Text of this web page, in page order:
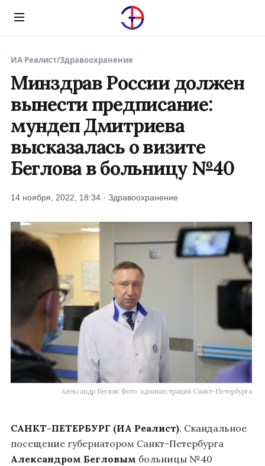
Menu
ИА Реалист/Здравоохранение
Минздрав России должен
вынести предписание:
мундеп Дмитриева
высказалась о визите
Беглова в больницу №40
14 ноября, 2022, 18:34 · Здравоохранение
Александр Беглов. Фото: администрация Санкт-Петербурга
САНКТ-ПЕТЕРБУРГ (ИА Реалист). Скандальное
посещение губернатором Санкт-Петербурга
Александром Бегловым больницы №40